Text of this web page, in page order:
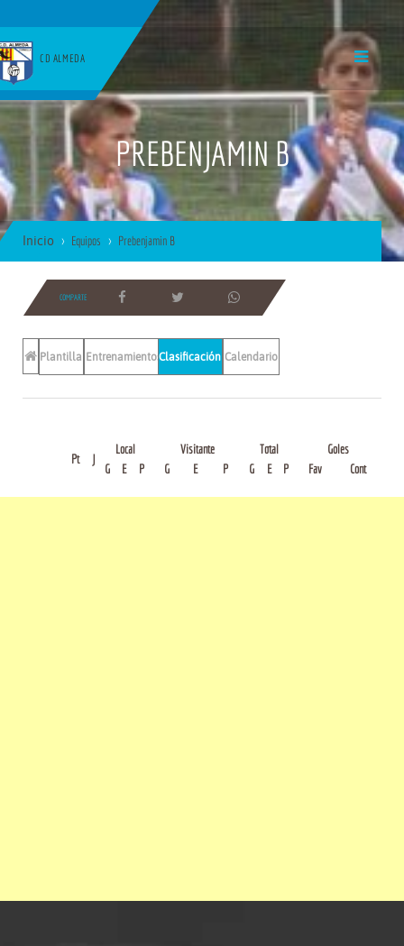
CD ALMEDA
PREBENJAMIN B
Inicio Equipos Prebenjamin B
COMPARTE
Plantilla EntrenamientosClasificación Calendario
Pt J
Local Visitante Total
Goles
G
E P G E P G E P Fav Cont